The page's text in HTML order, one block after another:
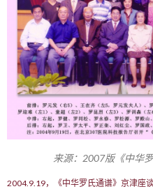
来源：2007版《中华
2004.9.19，《中华罗氏通谱》京津座